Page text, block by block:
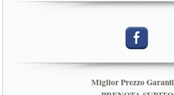
PRENOTA SUBITO